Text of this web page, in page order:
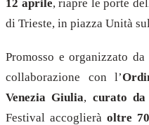
12 aprile, riapre le porte
di Trieste, in piazza Unità
Promosso e organizzato da
collaborazione con l’
Venezia Giulia, curato da
Festival accoglierà oltre